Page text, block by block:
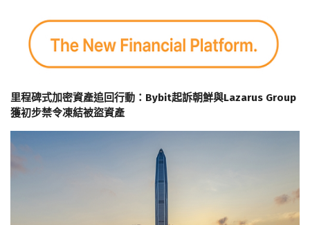
里程碑式加密資產追回行動：Bybit起訴朝鮮與Lazarus Group
獲初步禁令凍結被盜資產